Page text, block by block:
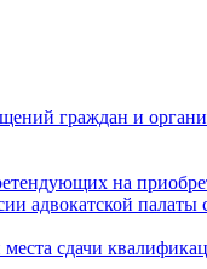
граждан и
на
адвокатской
сдачи